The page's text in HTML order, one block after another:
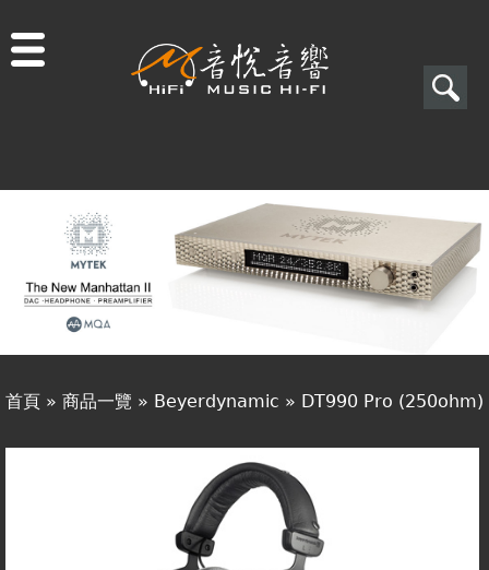
搜
表
單
搜
尋
商品一覽
二手專區
視聽專欄
購物須知
您
首頁 » 商品一覽 » Beyerdynamic » DT990 Pro (250ohm)